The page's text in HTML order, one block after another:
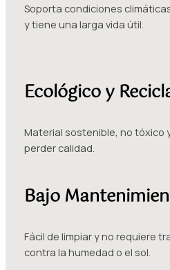
Soporta condiciones
y tiene una larga vida útil.
Ecológico y
Material sostenible, no tóxico
perder calidad.
Bajo
Fácil de limpiar y no requiere
contra la humedad o el sol.